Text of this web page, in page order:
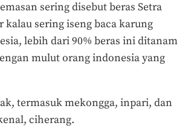
sering disebut beras Setra
kalau sering iseng baca karung
lebih dari 90% beras ini ditanam
mulut orang indonesia yang
termasuk mekongga, inpari, dan
ciherang.